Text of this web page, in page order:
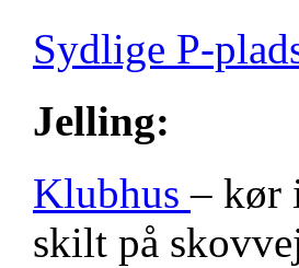
Sydlige P-
Jelling:
Klubhus– kør
skilt på